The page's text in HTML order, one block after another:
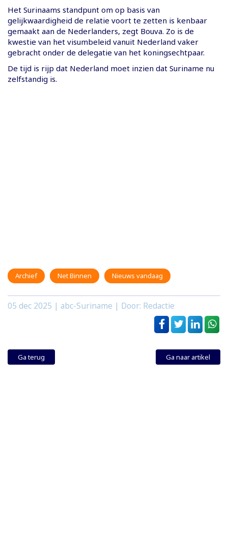
Het Surinaams standpunt om op basis van
gelijkwaardigheid de relatie voort te zetten is kenbaar
gemaakt aan de Nederlanders, zegt Bouva. Zo is de
kwestie van het visumbeleid vanuit Nederland vaker
gebracht onder de delegatie van het koningsechtpaar.
De tijd is rijp dat Nederland moet inzien dat Suriname nu
zelfstandig is.
Archief Net Binnen Nieuws vandaag
05 dec 2025 | abc-Suriname | Door: Redactie
Ga terug Ga naar artikel